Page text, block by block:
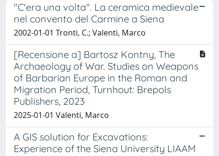
"C'era una volta". La ceramica medievale
nel convento del Carmine a Siena
2002-01-01 Tronti, C.; Valenti, Marco
[Recensione a] Bartosz Kontny, The
Archaeology of War. Studies on Weapons
of Barbarian Europe in the Roman and
Migration Period, Turnhout: Brepols
Publishers, 2023
2025-01-01 Valenti, Marco
A GIS solution for Excavations:
Experience of the Siena University LIAAM